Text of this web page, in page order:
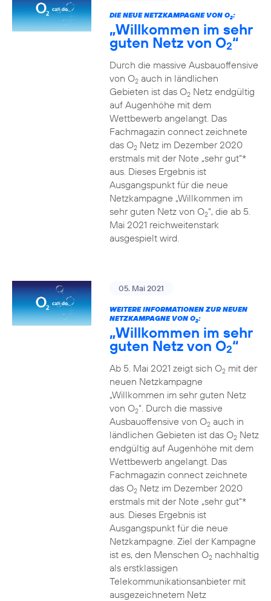
DIE NEUE NETZKAMPAGNE VON O2:
„Willkommen im sehr
guten Netz von O2“
Durch die massive Ausbauoffensive
von O2auch in ländlichen
Gebieten ist das O2Netz endgültig
auf Augenhöhe mit dem
Wettbewerb angelangt. Das
Fachmagazin connect zeichnete
das O2Netz im Dezember 2020
erstmals mit der Note „sehr gut“*
aus. Dieses Ergebnis ist
Ausgangspunkt für die neue
Netzkampagne „Willkommen im
sehr guten Netz von O2“, die ab 5.
Mai 2021 reichweitenstark
ausgespielt wird.
05. Mai 2021
WEITERE INFORMATIONEN ZUR NEUEN
NETZKAMPAGNE VON O2:
„Willkommen im sehr
guten Netz von O2“
Ab 5. Mai 2021 zeigt sich O2mit der
neuen Netzkampagne
„Willkommen im sehr guten Netz
von O2“. Durch die massive
Ausbauoffensive von O2auch in
ländlichen Gebieten ist das O2Netz
endgültig auf Augenhöhe mit dem
Wettbewerb angelangt. Das
Fachmagazin connect zeichnete
das O2Netz im Dezember 2020
erstmals mit der Note „sehr gut“*
aus. Dieses Ergebnis ist
Ausgangspunkt für die neue
Netzkampagne. Ziel der Kampagne
ist es, den Menschen O2nachhaltig
als erstklassigen
Telekommunikationsanbieter mit
ausgezeichnetem Netz